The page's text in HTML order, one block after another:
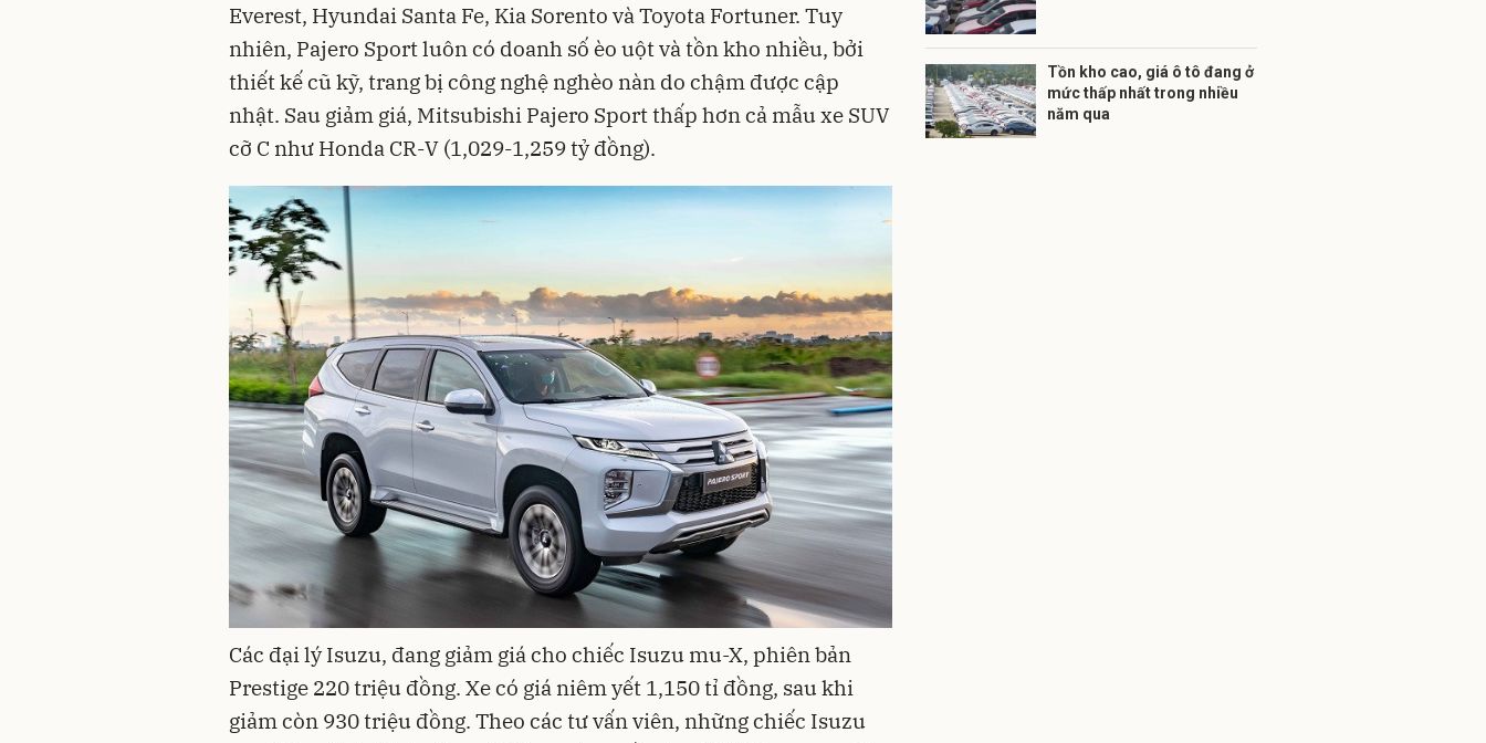
Everest, Hyundai Santa Fe, Kia Sorento và Toyota Fortuner. Tuy
nhiên, Pajero Sport luôn có doanh số èo uột và tồn kho nhiều, bởi
thiết kế cũ kỹ, trang bị công nghệ nghèo nàn do chậm được cập
nhật. Sau giảm giá, Mitsubishi Pajero Sport thấp hơn cả mẫu xe SUV
cỡ C như Honda CR-V (1,029-1,259 tỷ đồng).
Các đại lý Isuzu, đang giảm giá cho chiếc Isuzu mu-X, phiên bản
Prestige 220 triệu đồng. Xe có giá niêm yết 1,150 tỉ đồng, sau khi
giảm còn 930 triệu đồng. Theo các tư vấn viên, những chiếc Isuzu
Tồn kho cao, giá ô tô đang ở
mức thấp nhất trong nhiều
năm qua